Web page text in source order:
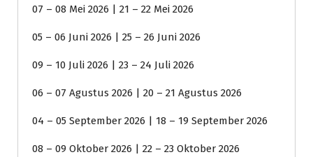
07 – 08 Mei 2026 | 21 – 22 Mei 2026
05 – 06 Juni 2026 | 25 – 26 Juni 2026
09 – 10 Juli 2026 | 23 – 24 Juli 2026
06 – 07 Agustus 2026 | 20 – 21 Agustus 2026
04 – 05 September 2026 | 18 – 19 September 2026
08 – 09 Oktober 2026 | 22 – 23 Oktober 2026